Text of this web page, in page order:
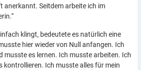
anerkannt. Seitdem arbeite ich im
klingt, bedeutete es natürlich eine
hier wieder von Null anfangen. Ich
musste es lernen. Ich musste arbeiten. Ich
kontrollieren. Ich musste alles für mein